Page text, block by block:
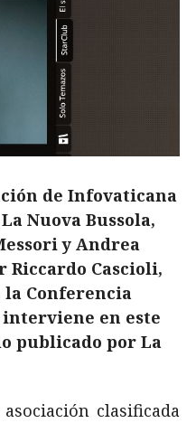
de Infovaticana
Nuova Bussola,
y Andrea
Cascioli,
la Conferencia
interviene en este
publicado por La
clasificada